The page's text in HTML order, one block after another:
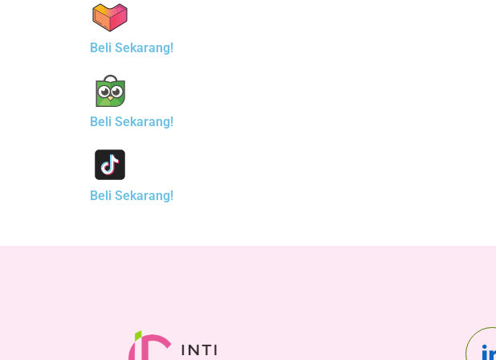
Beli Sekarang!
Beli Sekarang!
Beli Sekarang!